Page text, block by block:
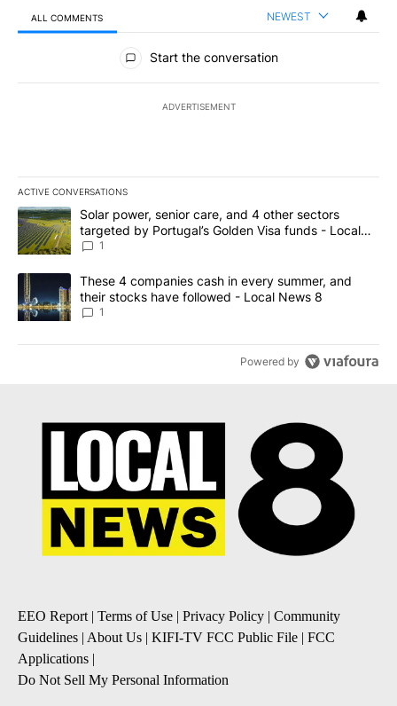
ALL COMMENTS NEWEST
All Comments
Start the conversation
ADVERTISEMENT
ACTIVE CONVERSATIONS
The following is a list of the most commented articles in the last
A trending article titled "Solar power, senior care, and 4 other
Solar power, senior care, and 4 other sectors
targeted by Portugal’s Golden Visa funds - Local
News 8
1
A trending article titled "These 4 companies cash in every
These 4 companies cash in every summer, and
their stocks have followed - Local News 8
1
Powered by
EEO Report| Terms of Use | Privacy Policy | Community
Guidelines | About Us | KIFI-TV FCC Public File | FCC
Applications |
Do Not Sell My Personal Information